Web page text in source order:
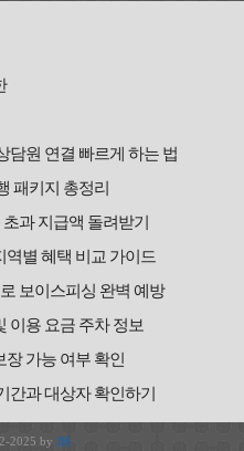
담원 연결 빠르게 하는 법
패키지 총정리
과 지급액 돌려받기
역별 혜택 비교 가이드
보이스피싱 완벽 예방
이용 요금 주차 정보
가능 여부 확인
간과 대상자 확인하기
2025 by JH